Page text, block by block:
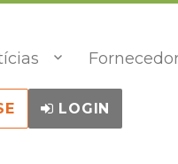
LOGIN